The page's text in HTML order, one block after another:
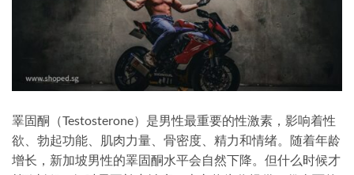
睪固酮（Testosterone）是男性最重要的性激素，影响着性
欲、勃起功能、肌肉力量、骨密度、精力和情绪。随着年龄
增长，新加坡男性的睪固酮水平会自然下降。但什么时候才